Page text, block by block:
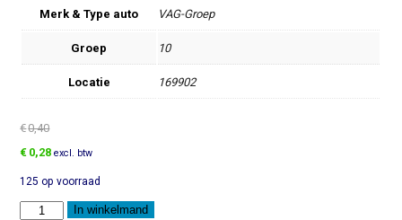
Merk & Type auto VAG-Groep
Groep 10
Locatie 169902
€0,40
Oorspronkelijke
was:
€0,40.
€ 0,28Huidige
is:
€0,28.
excl. btw
125 op voorraad
Inbusbout
In winkelmand